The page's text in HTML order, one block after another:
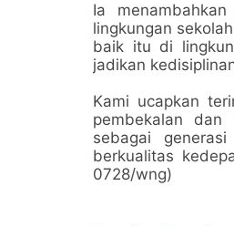
Ia
lingkungan
baik itu di
jadikan
Kami ucapkan
pembekalan dan
sebagai
berkualitas
0728/wng)